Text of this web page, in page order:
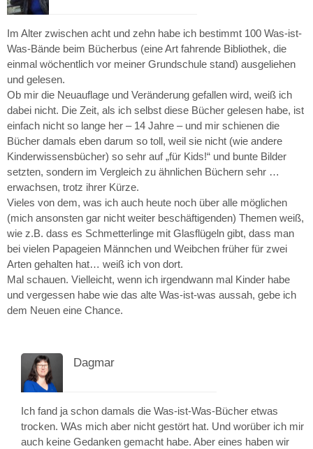
Im Alter zwischen acht und zehn habe ich bestimmt 100 Was-ist-
Was-Bände beim Bücherbus (eine Art fahrende Bibliothek, die
einmal wöchentlich vor meiner Grundschule stand) ausgeliehen
und gelesen.
Ob mir die Neuauflage und Veränderung gefallen wird, weiß ich
dabei nicht. Die Zeit, als ich selbst diese Bücher gelesen habe, ist
einfach nicht so lange her – 14 Jahre – und mir schienen die
Bücher damals eben darum so toll, weil sie nicht (wie andere
Kinderwissensbücher) so sehr auf „für Kids!“ und bunte Bilder
setzten, sondern im Vergleich zu ähnlichen Büchern sehr …
erwachsen, trotz ihrer Kürze.
Vieles von dem, was ich auch heute noch über alle möglichen
(mich ansonsten gar nicht weiter beschäftigenden) Themen weiß,
wie z.B. dass es Schmetterlinge mit Glasflügeln gibt, dass man
bei vielen Papageien Männchen und Weibchen früher für zwei
Arten gehalten hat… weiß ich von dort.
Mal schauen. Vielleicht, wenn ich irgendwann mal Kinder habe
und vergessen habe wie das alte Was-ist-was aussah, gebe ich
dem Neuen eine Chance.
Dagmar
Ich fand ja schon damals die Was-ist-Was-Bücher etwas
trocken. WAs mich aber nicht gestört hat. Und worüber ich mir
auch keine Gedanken gemacht habe. Aber eines haben wir